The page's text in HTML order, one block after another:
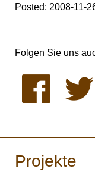
Posted: 2008-11-
Folgen Sie uns
Projekte